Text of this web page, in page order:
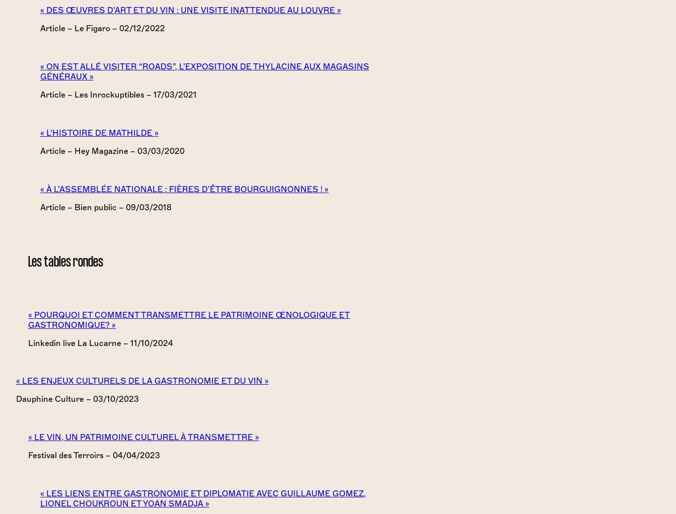
« DES ŒUVRES D’ART ET DU VIN : UNE VISITE INATTENDUE AU LOUVRE »
Article – Le Figaro – 02/12/2022
« ON EST ALLÉ VISITER “ROADS”, L’EXPOSITION DE THYLACINE AUX MAGASINS
GÉNÉRAUX »
Article – Les Inrockuptibles – 17/03/2021
« L’HISTOIRE DE MATHILDE »
Article – Hey Magazine – 03/03/2020
« À L’ASSEMBLÉE NATIONALE : FIÈRES D’ÊTRE BOURGUIGNONNES ! »
Article – Bien public – 09/03/2018
Les tables rondes
« POURQUOI ET COMMENT TRANSMETTRE LE PATRIMOINE ŒNOLOGIQUE ET
GASTRONOMIQUE? »
Linkedin live La Lucarne – 11/10/2024
« LES ENJEUX CULTURELS DE LA GASTRONOMIE ET DU VIN »
Dauphine Culture – 03/10/2023
« LE VIN, UN PATRIMOINE CULTUREL À TRANSMETTRE »
Festival des Terroirs – 04/04/2023
« LES LIENS ENTRE GASTRONOMIE ET DIPLOMATIE AVEC GUILLAUME GOMEZ,
LIONEL CHOUKROUN ET YOAN SMADJA »